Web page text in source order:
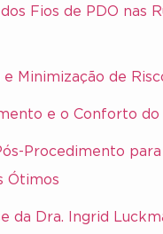
Fios de PDO nas
e Minimização de
e o Conforto do
Procedimento para
Ótimos
da Dra. Ingrid